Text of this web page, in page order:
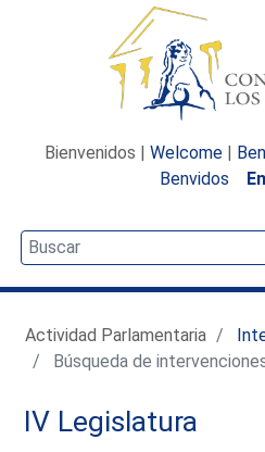
Bienvenidos | Welcome |
Benvidos
Actividad Parlamentaria
Búsqueda de
IV Legislatura